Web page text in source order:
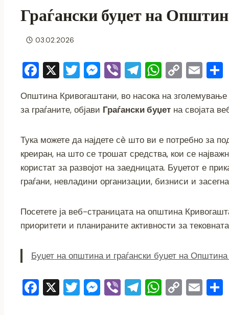
Граѓански буџет на
03.02.2026
F
c
e
b
o
o
k
X T
tt
er
M
ss
e
n
g
er
Vi
er
T
e
gr
a
m
W
at
s
A
p
p
C
p
y
Li
n
k
E
ai
l
Општина Кривогаштани, во насока на
за граѓаните, објави Граѓански буџет на својата
Тука можете да најдете сè што ви е потребно за
креиран, на што се трошат средства, кои се
користат за развојот на заедницата. Буџетот е
граѓани, невладини организации, бизниси и
Посетете ја веб-страницата на општина
приоритети и планираните активности за
Буџет на општина и граѓански буџет на
F X T M Vi T W C E